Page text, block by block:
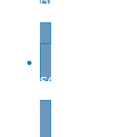
DE PRINCIPIO A FIN
SOPORTE GLOBAL